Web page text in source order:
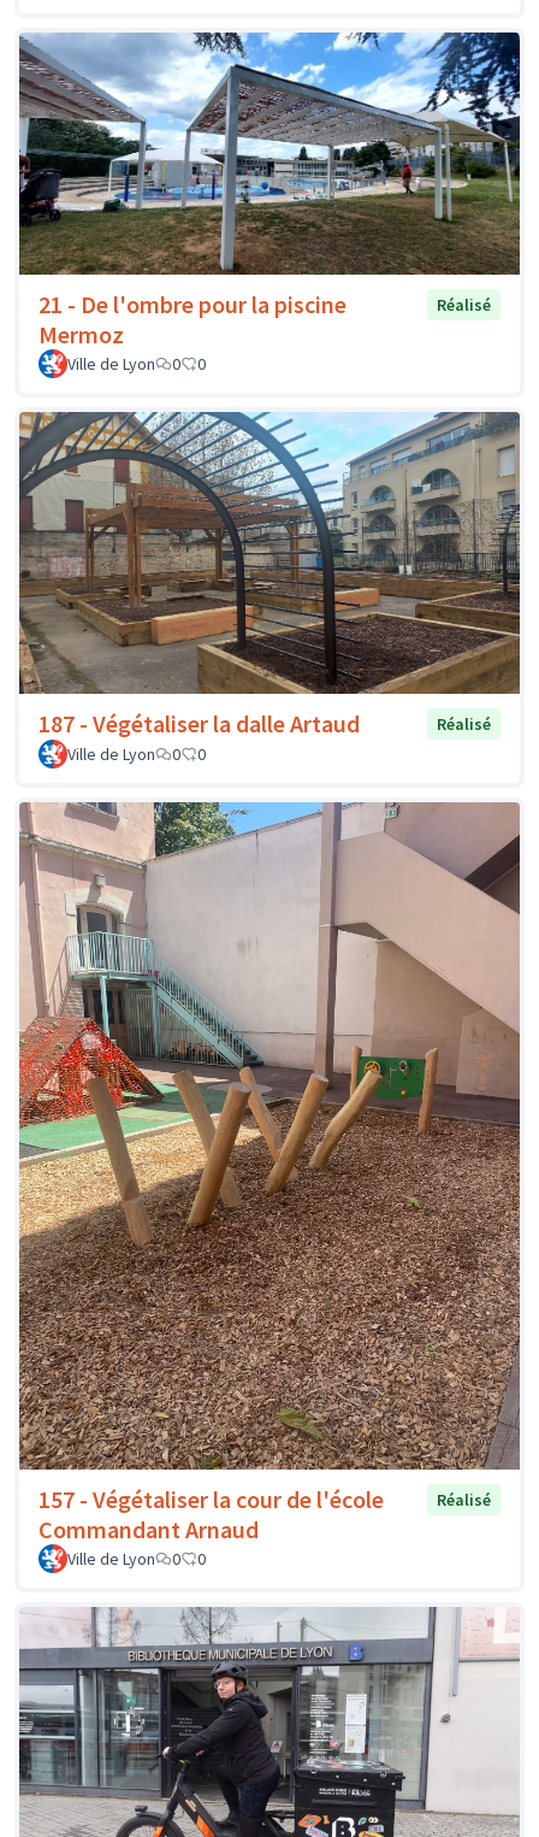
21 - De l'ombre pour la piscine
Mermoz
Réalisé
Ville de Lyon 0 0
187 - Végétaliser la dalle Artaud
Réalisé
Ville de Lyon
0 0
157 - Végétaliser la cour de l'école
Commandant Arnaud
Réalisé
Ville de Lyon 0 0